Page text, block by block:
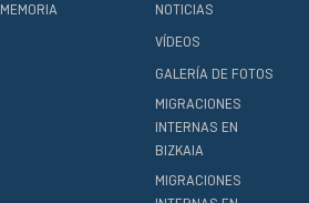
MEMORIA
NOTICIAS
VÍDEOS
GALERÍA DE FOTOS
MIGRACIONES
INTERNAS EN
BIZKAIA
MIGRACIONES